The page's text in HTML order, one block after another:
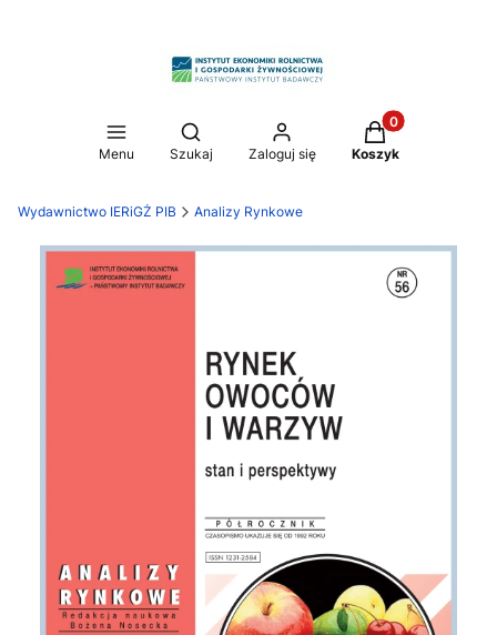
Menu
Otwórz wyszukiwarkę
Szukaj Zaloguj się
Produkty w
Koszyk
Wydawnictwo IERiGŻ PIB Analizy Rynkowe